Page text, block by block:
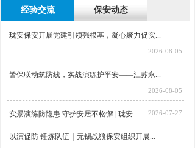
经验交流 保安动态
珑安保安开展党建引领强根基，凝心聚力促实...
2026-08-05
警保联动筑防线，实战演练护平安——江苏永...
2026-08-05
实景演练防隐患 守护安居不松懈 | 珑安... 2026-07-27
以演促防 锤炼队伍｜无锡战狼保安组织开展...